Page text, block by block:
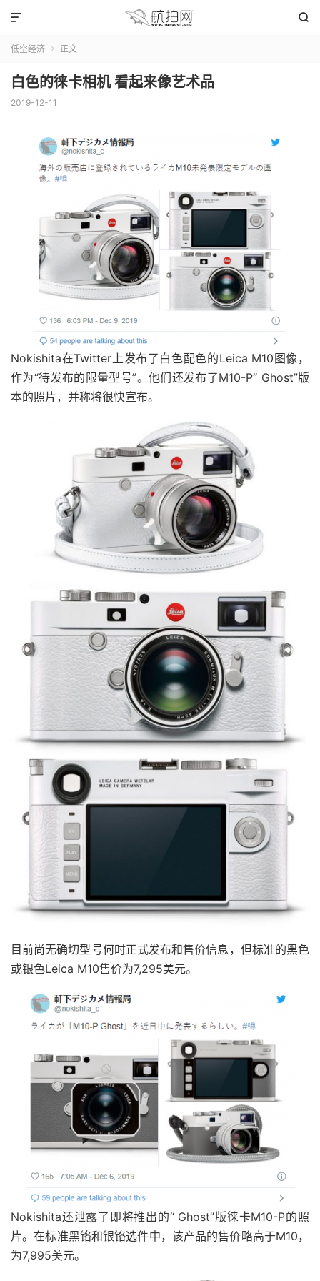


低空经济  正文
白色的徕卡相机 看起来像艺术品
2019-12-11
Nokishita在Twitter上发布了白色配色的Leica M10图像，
作为“待发布的限量型号”。他们还发布了M10-P“ Ghost”版
本的照片，并称将很快宣布。
目前尚无确切型号何时正式发布和售价信息，但标准的黑色
或银色Leica M10售价为7,295美元。
Nokishita还泄露了即将推出的“ Ghost”版徕卡M10-P的照
片。在标准黑铬和银铬选件中，该产品的售价略高于M10，
为7,995美元。